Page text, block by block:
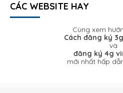
CÁC WEBSITE HAY
Cùng xem
Cách đăng ký
và
đăng ký 4g
mới nhất hấp